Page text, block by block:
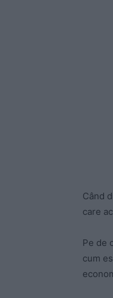
Când
care
Pe de
cum